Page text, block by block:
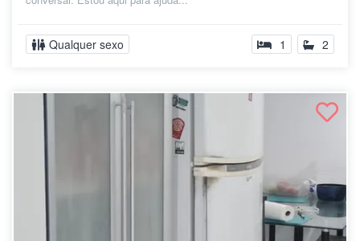
Qualquer sexo 1 2